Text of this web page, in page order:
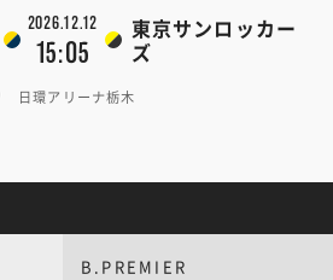
2026.12.12
15:05
東京サンロッカー
ズ
日環アリーナ栃木
B.PREMIER